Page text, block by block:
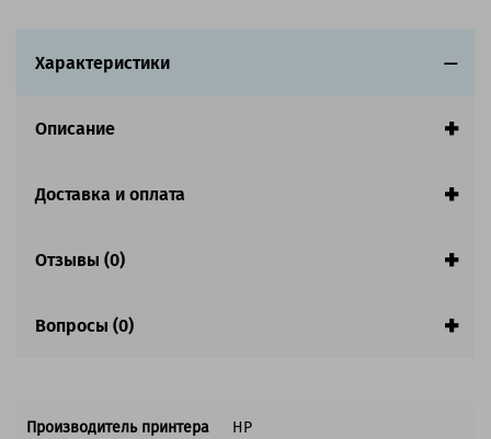
Характеристики
Описание
Доставка и оплата
Отзывы (0)
Вопросы (0)
Производитель принтера HP